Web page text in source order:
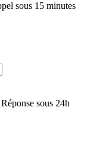
sous 15 minutes
sous 24h